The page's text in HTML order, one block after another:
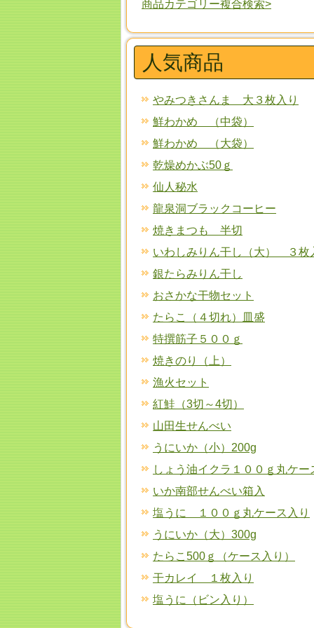
商品カテゴリー複合検索>
人気商品
やみつきさんま 大３枚入り
鮮わかめ （中袋）
鮮わかめ （大袋）
乾燥めかぶ50ｇ
仙人秘水
龍泉洞ブラックコーヒー
焼きまつも 半切
いわしみりん干し（大） ３枚
銀たらみりん干し
おさかな干物セット
たらこ（４切れ）皿盛
特撰筋子５００ｇ
焼きのり（上）
漁火セット
紅鮭（3切～4切）
山田生せんべい
うにいか（小）200g
しょう油イクラ１００ｇ丸ケー
いか南部せんべい箱入
塩うに １００ｇ丸ケース入り
うにいか（大）300g
たらこ500ｇ（ケース入り）
干カレイ １枚入り
塩うに（ビン入り）